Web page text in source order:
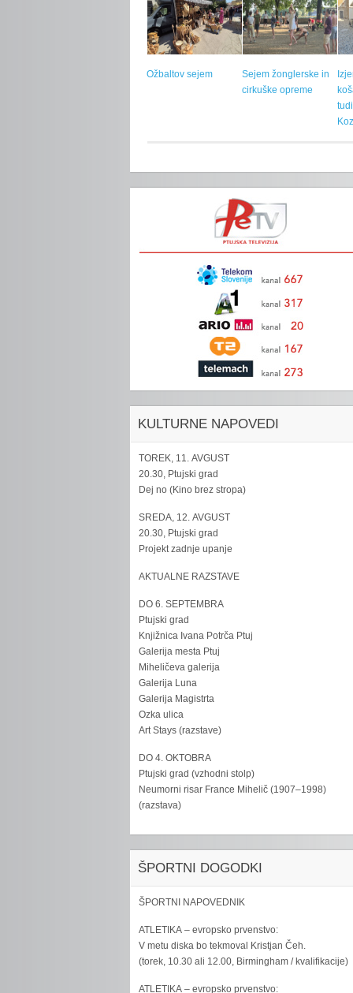
Ožbaltov sejem
Sejem žonglerske in
cirkuške opreme
KULTURNE NAPOVEDI
TOREK, 11. AVGUST
20.30, Ptujski grad
Dej no (Kino brez stropa)
SREDA, 12. AVGUST
20.30, Ptujski grad
Projekt zadnje upanje
AKTUALNE RAZSTAVE
DO 6. SEPTEMBRA
Ptujski grad
Knjižnica Ivana Potrča Ptuj
Galerija mesta Ptuj
Miheličeva galerija
Galerija Luna
Galerija Magistrta
Ozka ulica
Art Stays (razstave)
DO 4. OKTOBRA
Ptujski grad (vzhodni stolp)
Neumorni risar France Mihelič (1907–1998)
(razstava)
ŠPORTNI DOGODKI
ŠPORTNI NAPOVEDNIK
ATLETIKA – evropsko prvenstvo:
V metu diska bo tekmoval Kristjan Čeh.
(torek, 10.30 ali 12.00, Birmingham / kvalifikacije)
ATLETIKA – evropsko prvenstvo: